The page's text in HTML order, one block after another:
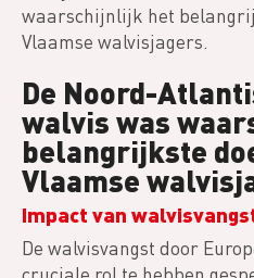
waarschijnlijk het
Vlaamse walvisjagers.
De Noord-
walvis was
belangrijkste
Vlaamse
Impact van
De walvisvangst door